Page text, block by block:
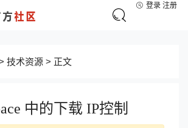
登录 注册
技术资源 > 正文
中的下载 IP控制